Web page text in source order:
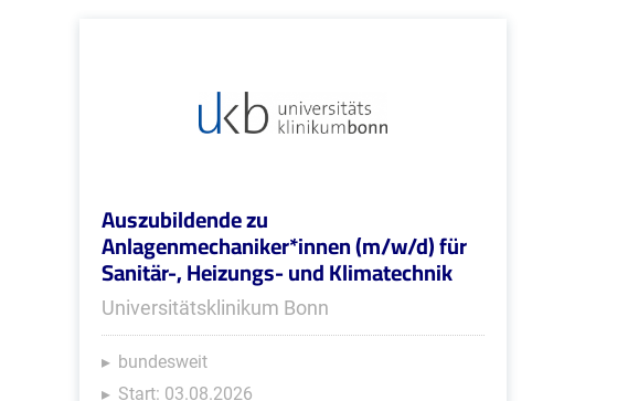
Auszubildende zu
Anlagenmechaniker*innen (m/w/d) für
Sanitär-, Heizungs- und Klimatechnik
Universitätsklinikum Bonn
bundesweit
Start: 03.08.2026